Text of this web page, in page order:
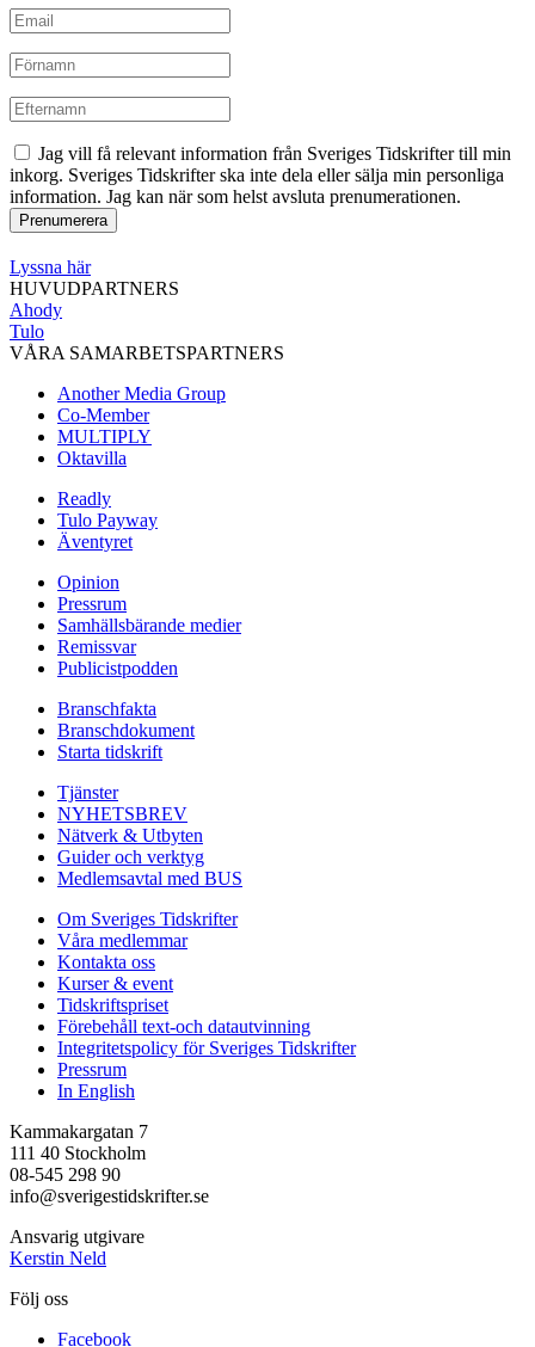
Jag vill få relevant information från Sveriges Tidskrifter till min
inkorg. Sveriges Tidskrifter ska inte dela eller sälja min personliga
information. Jag kan när som helst avsluta prenumerationen.
Lyssna här
HUVUDPARTNERS
Ahody
Tulo
VÅRA SAMARBETSPARTNERS
Another Media Group
Co-Member
MULTIPLY
Oktavilla
Readly
Tulo Payway
Äventyret
Opinion
Pressrum
Samhällsbärande medier
Remissvar
Publicistpodden
Branschfakta
Branschdokument
Starta tidskrift
Tjänster
NYHETSBREV
Nätverk & Utbyten
Guider och verktyg
Medlemsavtal med BUS
Om Sveriges Tidskrifter
Våra medlemmar
Kontakta oss
Kurser & event
Tidskriftspriset
Förebehåll text-och datautvinning
Integritetspolicy för Sveriges Tidskrifter
Pressrum
In English
Kammakargatan 7
111 40 Stockholm
08-545 298 90
info@sverigestidskrifter.se
Ansvarig utgivare
Kerstin Neld
Följ oss
Facebook